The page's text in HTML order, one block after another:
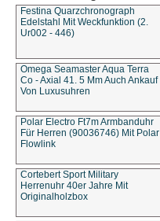
Festina Quarzchronograph
Edelstahl Mit Weckfunktion (2.
Ur002 - 446)
Omega Seamaster Aqua Terra
Co - Axial 41. 5 Mm Auch Ankauf
Von Luxusuhren
Polar Electro Ft7m Armbanduhr
Für Herren (90036746) Mit Polar
Flowlink
Cortebert Sport Military
Herrenuhr 40er Jahre Mit
Originalholzbox